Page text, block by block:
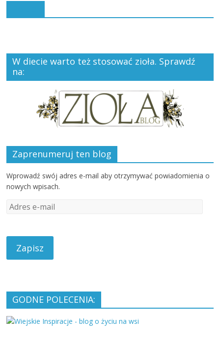
W diecie warto też stosować zioła. Sprawdź
na:
Zaprenumeruj ten blog
Wprowadź swój adres e-mail aby otrzymywać powiadomienia o
nowych wpisach.
A
e
e
a
GODNE POLECENIA: